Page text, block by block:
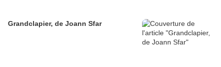
Grandclapier, de Joann Sfar